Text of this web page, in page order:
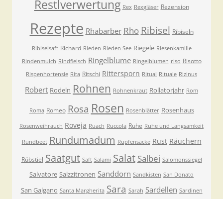
Restlverwertung Rex Rexgläser Rezension
Rezepte Rhabarber Rho Ribisel Ribiseln
Ribiselsaft Richard Rieden Rieden See Riegele Riesenkamille
Rindenmulch Rindfleisch Ringelblume Ringelblumen riso Risotto
Rispenhortensie Rita Ritschi Rittersporn Ritual Rituale Rizinus
Robert Rodeln Rohnen Rohnenkraut Rollatorjahr Rom
Roma Romeo Rosa Rosen Rosenblätter Rosenhaus
Rosenweihrauch Roveja Ruach Ruccola Ruhe Ruhe und Langsamkeit
Rundbeet Rundumadum Rupfensäcke Rust Räuchern
Rübstiel Saatgut Saft Salami Salat Salbei Salomonssiegel
Salvatore Salzzitronen Sanddorn Sandkisten San Donato
San Galgano Santa Margherita Sara Sarah Sardellen Sardinen